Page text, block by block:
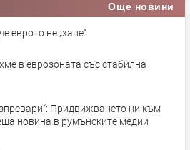
Още новини
еврото не „хапе“
в еврозоната със стабилна
Придвижването ни към
новина в румънските медии